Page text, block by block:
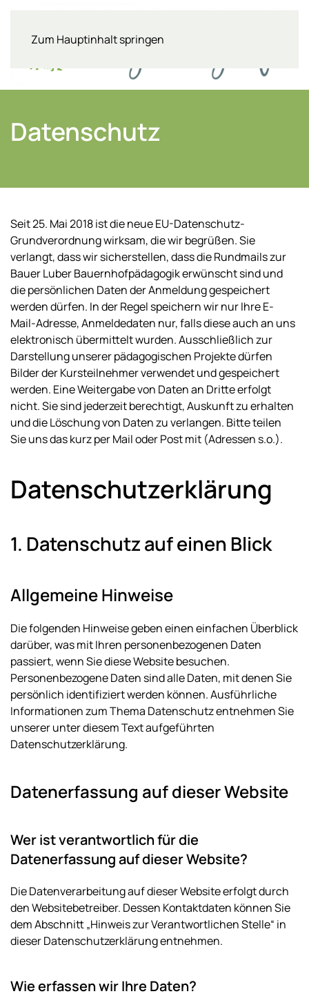
Zum Hauptinhalt springen
Datenschutz
Seit 25. Mai 2018 ist die neue EU-Datenschutz-
Grundverordnung wirksam, die wir begrüßen. Sie
verlangt, dass wir sicherstellen, dass die Rundmails zur
Bauer Luber Bauernhofpädagogik erwünscht sind und
die persönlichen Daten der Anmeldung gespeichert
werden dürfen. In der Regel speichern wir nur Ihre E-
Mail-Adresse, Anmeldedaten nur, falls diese auch an uns
elektronisch übermittelt wurden. Ausschließlich zur
Darstellung unserer pädagogischen Projekte dürfen
Bilder der Kursteilnehmer verwendet und gespeichert
werden. Eine Weitergabe von Daten an Dritte erfolgt
nicht. Sie sind jederzeit berechtigt, Auskunft zu erhalten
und die Löschung von Daten zu verlangen. Bitte teilen
Sie uns das kurz per Mail oder Post mit (Adressen s.o.).
Datenschutz­erklärung
1. Datenschutz auf einen Blick
Allgemeine Hinweise
Die folgenden Hinweise geben einen einfachen Überblick
darüber, was mit Ihren personenbezogenen Daten
passiert, wenn Sie diese Website besuchen.
Personenbezogene Daten sind alle Daten, mit denen Sie
persönlich identifiziert werden können. Ausführliche
Informationen zum Thema Datenschutz entnehmen Sie
unserer unter diesem Text aufgeführten
Datenschutzerklärung.
Datenerfassung auf dieser Website
Wer ist verantwortlich für die
Datenerfassung auf dieser Website?
Die Datenverarbeitung auf dieser Website erfolgt durch
den Websitebetreiber. Dessen Kontaktdaten können Sie
dem Abschnitt „Hinweis zur Verantwortlichen Stelle“ in
dieser Datenschutzerklärung entnehmen.
Wie erfassen wir Ihre Daten?